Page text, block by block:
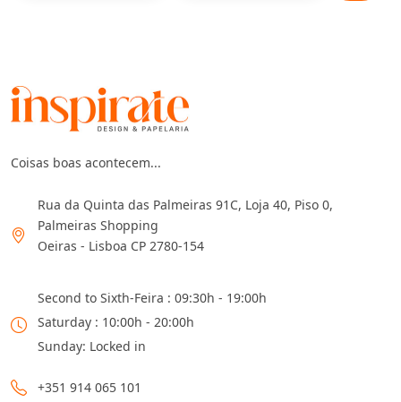
Coisas boas acontecem...
Rua da Quinta das Palmeiras 91C, Loja 40, Piso 0,
Palmeiras Shopping
Oeiras - Lisboa CP 2780-154
Second to Sixth-Feira : 09:30h - 19:00h
Saturday : 10:00h - 20:00h
Sunday: Locked in
+351 914 065 101